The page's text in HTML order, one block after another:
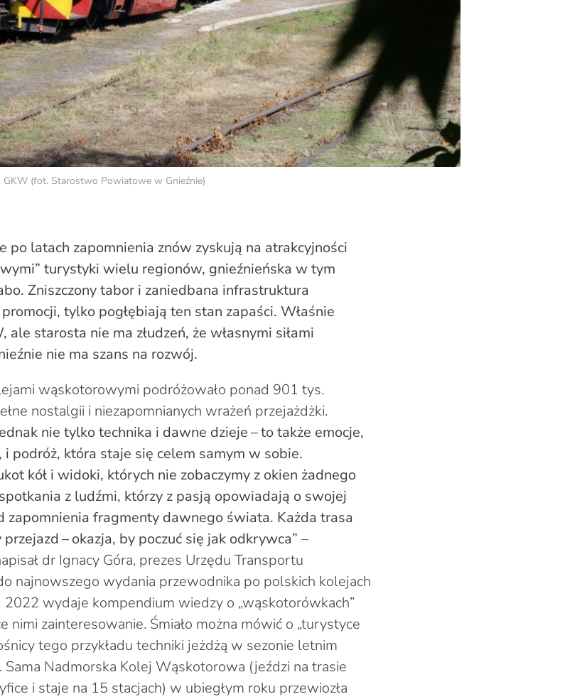
GKW (fot. Starostwo Powiatowe w Gnieźnie)
po latach zapomnienia znów zyskują na atrakcyjności
turystyki wielu regionów, gnieźnieńska w tym
Zniszczony tabor i zaniedbana infrastruktura
tylko pogłębiają ten stan zapaści. Właśnie
ale starosta nie ma złudzeń, że własnymi siłami
nie ma szans na rozwój.
wąskotorowymi podróżowało ponad 901 tys.
nostalgii i niezapomnianych wrażeń przejażdżki.
nie tylko technika i dawne dzieje – to także emocje,
i podróż, która staje się celem samym w sobie.
kół i widoki, których nie zobaczymy z okien żadnego
z ludźmi, którzy z pasją opowiadają o swojej
zapomnienia fragmenty dawnego świata. Każda trasa
– okazja, by poczuć się jak odkrywca” –
dr Ignacy Góra, prezes Urzędu Transportu
najnowszego wydania przewodnika po polskich kolejach
wydaje kompendium wiedzy o „wąskotorówkach”
nimi zainteresowanie. Śmiało można mówić o „turystyce
tego przykładu techniki jeżdżą w sezonie letnim
Nadmorska Kolej Wąskotorowa (jeździ na trasie
i staje na 15 stacjach) w ubiegłym roku przewiozła